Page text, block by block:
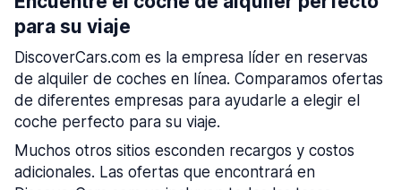
para su viaje
DiscoverCars.com es la empresa líder en reservas
de alquiler de coches en línea. Comparamos ofertas
de diferentes empresas para ayudarle a elegir el
coche perfecto para su viaje.
Muchos otros sitios esconden recargos y costos
adicionales. Las ofertas que encontrará en